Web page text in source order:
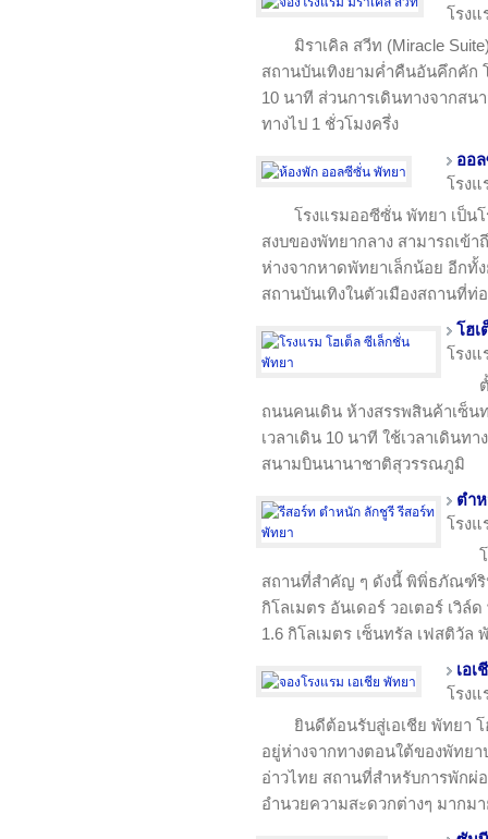
โรง
มิราเคิล สวีท (Miracle
สถานบันเทิงยามค่ำ​​คืนอันคึกคัก
10 นาที ส่วนการเดินทางจากส
ทางไป 1 ชั่วโมงครึ่ง
ออ
โรง
โรงแรมออซีซั่น พัทยา เป็น
สงบของพัทยากลาง สามารถเข้
ห่างจากหาดพัทยาเล็กน้อย อีกทั้
สถานบันเทิงในตัวเมืองสถานที่ท่
โฮเ
โรง
ถนนคนเดิน ห้างสรรพสินค้าเซ็น
เวลาเดิน 10 นาที ใช้เวลาเดินท
สนามบินนานาชาติสุวรรณภูมิ
ตำ
โรง
สถานที่สำคัญ ๆ ดังนี้ พิพิํธภัณฑ์ริ
กิโลเมตร อันเดอร์ วอเตอร์ เวิล์
1.6 กิโลเมตร เซ็นทรัล เฟสติวัล
เอเ
โรง
ยินดีต้อนรับสู่เอเชีย พัทยา โ
อยู่ห่างจากทางตอนใต้ของพัทย
อ่าวไทย สถานที่สำหรับการพักผ่
อำนวยความสะดวกต่างๆ มากม